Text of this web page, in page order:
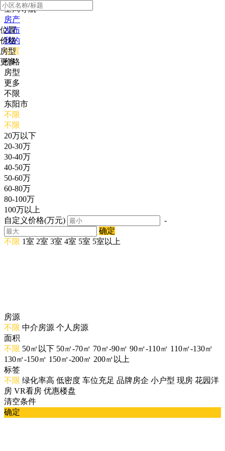
全局导航
房产
发布
我的
位置
价格
房型
更多
位置
价格
房型
更多
不限
东阳市
不限
不限
20万以下
20-30万
30-40万
40-50万
50-60万
60-80万
80-100万
100万以上
自定义价格(万元)
-
确定
不限 1室 2室 3室 4室 5室 5室以上
房源
不限 中介房源 个人房源
面积
不限 50㎡以下 50㎡-70㎡ 70㎡-90㎡ 90㎡-110㎡ 110㎡-130㎡
130㎡-150㎡ 150㎡-200㎡ 200㎡以上
标签
不限 绿化率高 低密度 车位充足 品牌房企 小户型 现房 花园洋
房 VR看房 优惠楼盘
清空条件
确定